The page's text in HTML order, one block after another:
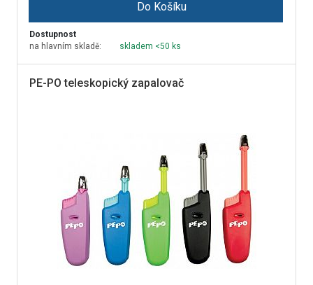
Do Košíku
Dostupnost
na hlavním skladě:
skladem <50 ks
PE-PO teleskopický zapalovač